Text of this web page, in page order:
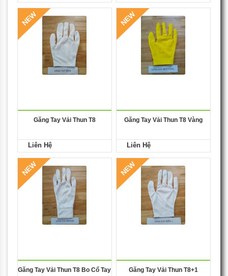
NEW
Găng Tay Vải Thun T8
Liên Hệ
NEW
Găng Tay Vải Thun T8 Vàng
Liên Hệ
NEW
Găng Tay Vải Thun T8 Bo Cổ Tay
NEW
Găng Tay Vải Thun T8+1